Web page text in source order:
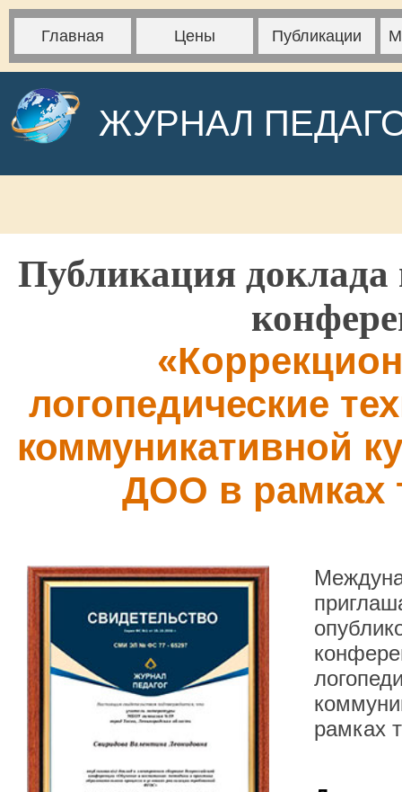
Главная Цены Публикации
ЖУРНАЛ
Публикация доклада
логопедические
коммуникативной
ДОО в рамках
рамках